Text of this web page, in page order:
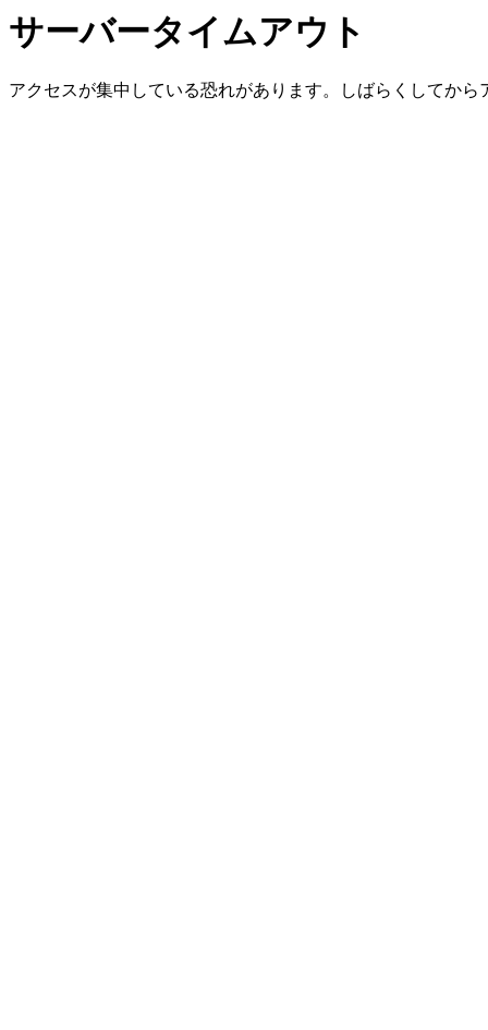
サーバータイムアウト
アクセスが集中している恐れがあります。しばらくしてから